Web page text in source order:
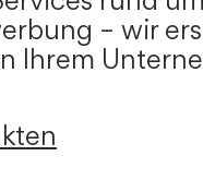
– wir
Ihrem